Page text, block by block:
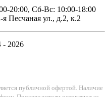
20:00, Сб-Вс: 10:00-18:00
Песчаная ул., д.2, к.2
- 2026
публичной офертой. Наличие